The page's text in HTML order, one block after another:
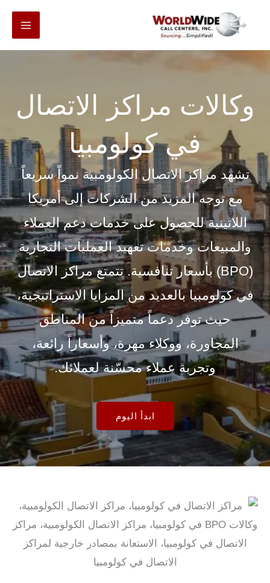
وكالات مراكز الاتصال
في كولومبيا
تشهد مراكز الاتصال الكولومبية نمواً سريعاً
مع توجه المزيد من الشركات إلى أمريكا
اللاتينية للحصول على خدمات دعم العملاء
والمبيعات وخدمات تعهيد العمليات التجارية
(BPO) بأسعار تنافسية. تتمتع مراكز الاتصال
في كولومبيا بالعديد من المزايا الاستراتيجية،
حيث توفر دعماً متميزاً من المناطق
المجاورة، ووكلاء مهرة، وأسعاراً رائعة،
وتجربة عملاء محسّنة لعملائك.
ابدأ اليوم